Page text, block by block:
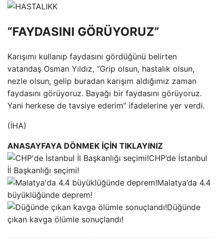
“FAYDASINI GÖRÜYORUZ”
Karışımı kullanıp faydasını gördüğünü belirten
vatandaş Osman Yıldız, “Grip olsun, hastalık olsun,
nezle olsun, gelip buradan karışım aldığımız zaman
faydasını görüyoruz. Bayağı bir faydasını görüyoruz.
Yani herkese de tavsiye ederim” ifadelerine yer verdi.
(İHA)
ANASAYFAYA DÖNMEK İÇİN TIKLAYINIZ
CHP’de İstanbul
İl Başkanlığı seçimi!
Malatya’da 4.4
büyüklüğünde deprem!
Düğünde
çıkan kavga ölümle sonuçlandı!